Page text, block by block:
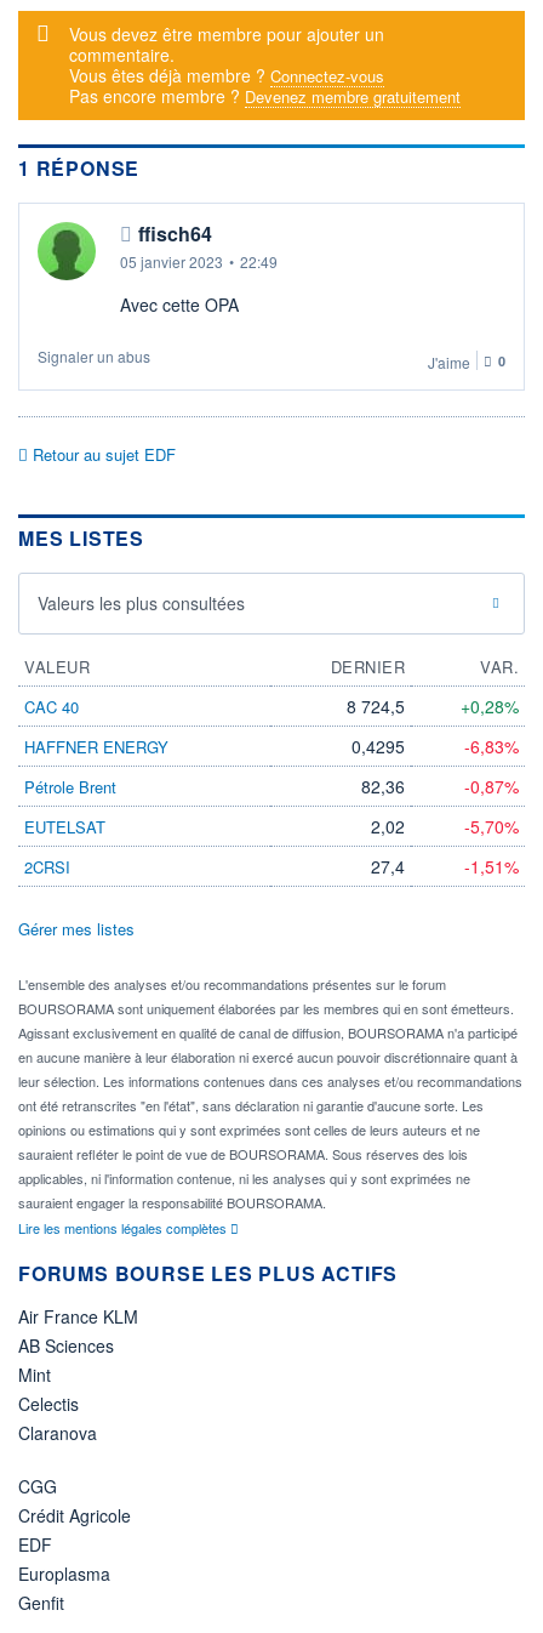
DERNIER
DIVIDENDE
0,00 EUR
DATE
DERNIER
-
DIVIDENDE
-
SRD
Non éligible
Boursobank
Message d'alerte
Vous devez être membre pour ajouter un
commentaire.
Vous êtes déjà membre ? Connectez-vous
Pas encore membre ? Devenez membre gratuitement
1 RÉPONSE
ffisch64
05 janvier 2023 • 22:49
Avec cette OPA
Signaler un abus J'aime 0
Retour au sujet EDF
MES LISTES
Valeurs les plus consultées
VALEUR DERNIER
VAR.
CAC 40
8 724,5 +0,28%
HAFFNER ENERGY 0,4295 -6,83%
Pétrole Brent 82,36 -0,87%
EUTELSAT 2,02 -5,70%
2CRSI 27,4 -1,51%
Gérer mes listes
L'ensemble des analyses et/ou recommandations présentes sur le forum
BOURSORAMA sont uniquement élaborées par les membres qui en sont émetteurs.
Agissant exclusivement en qualité de canal de diffusion, BOURSORAMA n'a participé
en aucune manière à leur élaboration ni exercé aucun pouvoir discrétionnaire quant à
leur sélection. Les informations contenues dans ces analyses et/ou recommandations
ont été retranscrites "en l'état", sans déclaration ni garantie d'aucune sorte. Les
opinions ou estimations qui y sont exprimées sont celles de leurs auteurs et ne
sauraient refléter le point de vue de BOURSORAMA. Sous réserves des lois
applicables, ni l'information contenue, ni les analyses qui y sont exprimées ne
sauraient engager la responsabilité BOURSORAMA.
Lire les mentions légales complètes
FORUMS BOURSE LES PLUS ACTIFS
Air France KLM
AB Sciences
Mint
Celectis
Claranova
CGG
Crédit Agricole
EDF
Europlasma
Genfit